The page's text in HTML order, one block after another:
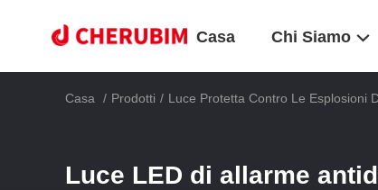
Casa Chi Siamo
Casa / Prodotti / Luce Protetta Contro Le Esplosioni
Luce LED di allarme